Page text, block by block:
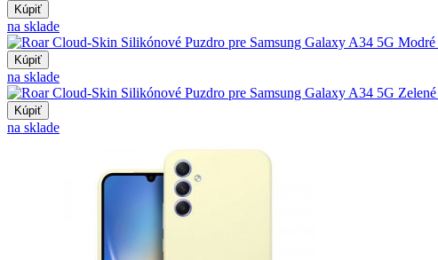
Kúpiť
na sklade
Kúpiť
na sklade
Kúpiť
na sklade